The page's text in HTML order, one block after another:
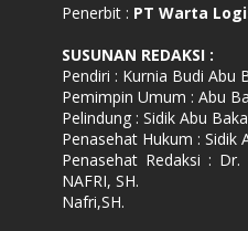
Penerbit : PT Warta
SUSUNAN REDAKSI :
Pendiri : Kurnia Budi Abu
Pemimpin Umum : Abu
Pelindung : Sidik Abu
Penasehat Hukum : Sidik
Penasehat Redaksi :
NAFRI, SH.
Nafri,SH.